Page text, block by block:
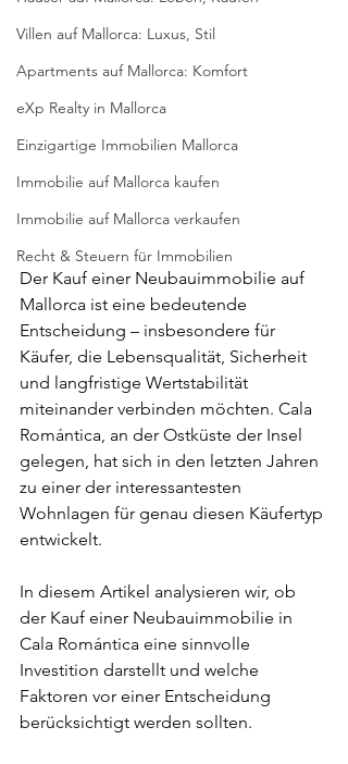
Villen auf Mallorca: Luxus, Stil
Apartments auf Mallorca: Komfort
eXp Realty in Mallorca
Einzigartige Immobilien Mallorca
Immobilie auf Mallorca kaufen
Immobilie auf Mallorca verkaufen
Recht & Steuern für Immobilien
Der Kauf einer Neubauimmobilie auf
Mallorca ist eine bedeutende
Entscheidung – insbesondere für
Käufer, die Lebensqualität, Sicherheit
und langfristige Wertstabilität
miteinander verbinden möchten. Cala
Romántica, an der Ostküste der Insel
gelegen, hat sich in den letzten Jahren
zu einer der interessantesten
Wohnlagen für genau diesen Käufertyp
entwickelt.
In diesem Artikel analysieren wir, ob
der Kauf einer Neubauimmobilie in
Cala Romántica eine sinnvolle
Investition darstellt und welche
Faktoren vor einer Entscheidung
berücksichtigt werden sollten.